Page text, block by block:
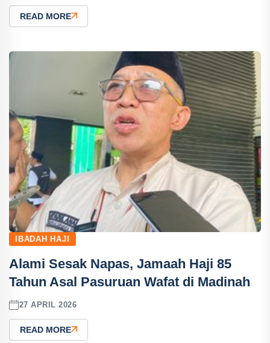
READ MORE
IBADAH HAJI
Alami Sesak Napas, Jamaah Haji 85
Tahun Asal Pasuruan Wafat di Madinah
27 APRIL 2026
READ MORE